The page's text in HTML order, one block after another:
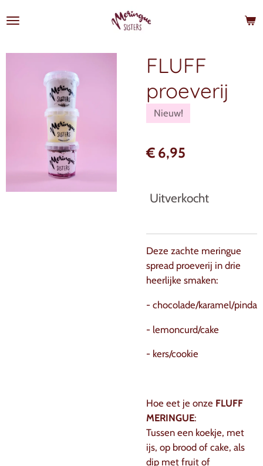
direct
de
hoofdinhoud
FLUFF
proeverij
Nieuw!
€ 6,95
Uitverkocht
Deze zachte meringue
spread proeverij in drie
heerlijke smaken:
- chocolade/karamel/pinda
- lemoncurd/cake
- kers/cookie
Hoe eet je onze FLUFF
MERINGUE:
Tussen een koekje, met
ijs, op brood of cake, als
dip met fruit of